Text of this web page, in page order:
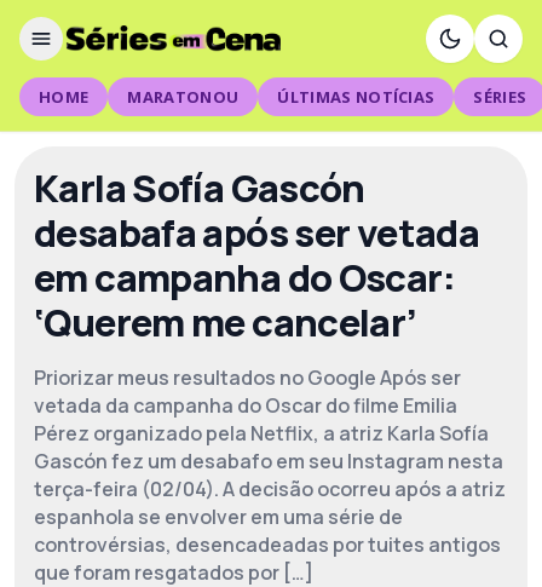
HOME MARATONOU ÚLTIMAS NOTÍCIAS SÉRIES
Karla Sofía Gascón
desabafa após ser vetada
em campanha do Oscar:
‘Querem me cancelar’
Priorizar meus resultados no Google Após ser
vetada da campanha do Oscar do filme Emilia
Pérez organizado pela Netflix, a atriz Karla Sofía
Gascón fez um desabafo em seu Instagram nesta
terça-feira (02/04). A decisão ocorreu após a atriz
espanhola se envolver em uma série de
controvérsias, desencadeadas por tuites antigos
que foram resgatados por […]